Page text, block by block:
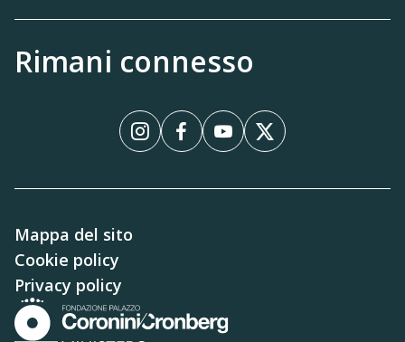
Rimani connesso
InstagramFacebookYouTube
X
Mappa del sito
Cookie policy
Privacy policy